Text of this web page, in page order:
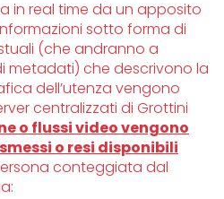
in real time da un apposito
sotto forma di
(che andranno a
metadati) che descrivono la
dell’utenza vengono
centralizzati di Grottini
o flussi video vengono
o resi disponibili
conteggiata dal